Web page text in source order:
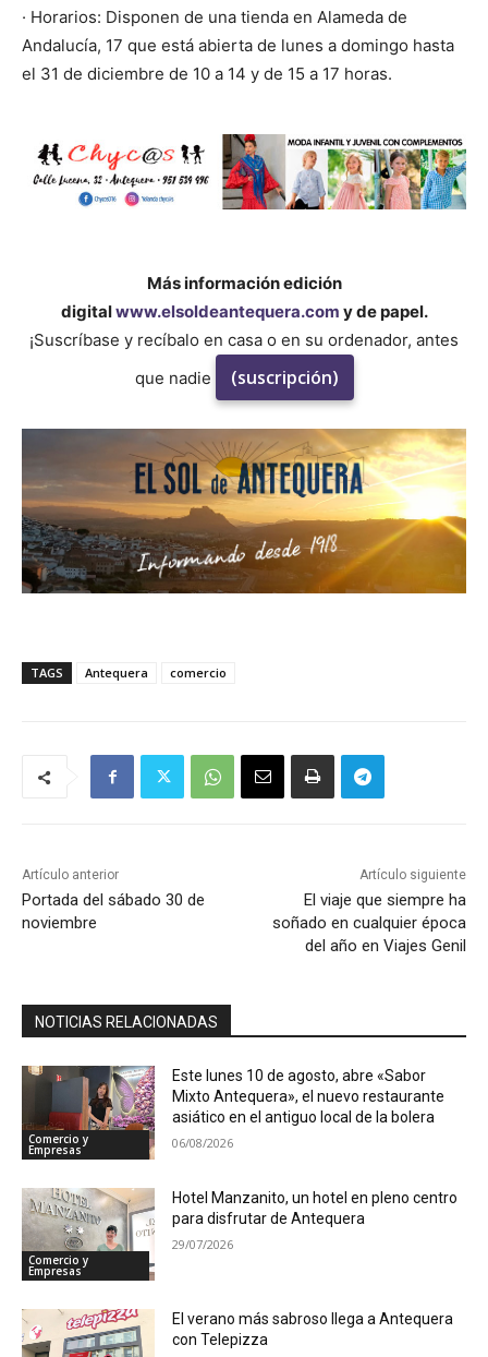
· Horarios: Disponen de una tienda en Alameda de
Andalucía, 17 que está abierta de lunes a domingo hasta
el 31 de diciembre de 10 a 14 y de 15 a 17 horas.
Más información edición
digitalwww.elsoldeantequera.com y de papel.
¡Suscríbase y recíbalo en casa o en su ordenador, antes
que nadie
(suscripción)
TAGS Antequera comercio
Artículo anterior
Portada del sábado 30 de
noviembre
Artículo siguiente
El viaje que siempre ha
soñado en cualquier época
del año en Viajes Genil
NOTICIAS RELACIONADAS
Comercio y
Empresas
Este lunes 10 de agosto, abre «Sabor
Mixto Antequera», el nuevo restaurante
asiático en el antiguo local de la bolera
06/08/2026
Comercio y
Empresas
Hotel Manzanito, un hotel en pleno centro
para disfrutar de Antequera
29/07/2026
El verano más sabroso llega a Antequera
con Telepizza